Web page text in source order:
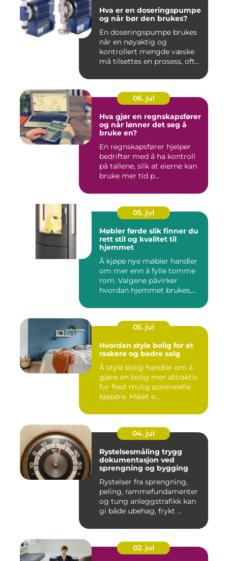
Hva er en doseringspumpe
og når bør den brukes?
En doseringspumpe brukes
når en nøyaktig og
kontrollert mengde væske
må tilsettes en prosess, ofte
06. jul
Hva gjør en regnskapsfører
og når lønner det seg å
bruke en?
En regnskapsfører hjelper
bedrifter med å ha kontroll
på tallene, slik at eierne kan
bruke mer tid p...
05. jul
Møbler førde slik finner du
rett stil og kvalitet til
hjemmet
Å kjøpe nye møbler handler
om mer enn å fylle tomme
rom. Valgene påvirker
hvordan hjemmet brukes,
05. jul
Hvordan style bolig for et
raskere og bedre salg
Å style bolig handler om å
gjøre en bolig mer attraktiv
for flest mulig potensielle
kjøpere. Målet e...
04. jul
Rystelsesmåling trygg
dokumentasjon ved
sprengning og bygging
Rystelser fra sprengning,
peling, rammefundamenter
og tung anleggstrafikk kan
gi både ubehag, frykt ...
02. jul